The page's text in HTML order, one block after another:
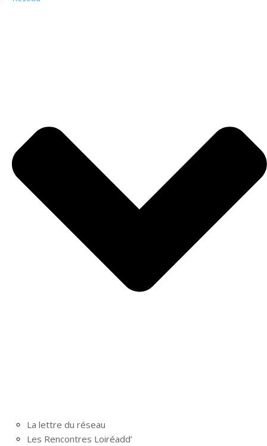
La lettre du réseau
Les Rencontres Loiréadd’